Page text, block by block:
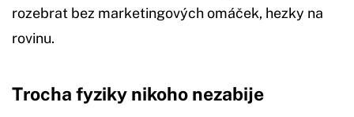
rozebrat bez marketingových omáček, hezky na
rovinu.
Trocha fyziky nikoho nezabije